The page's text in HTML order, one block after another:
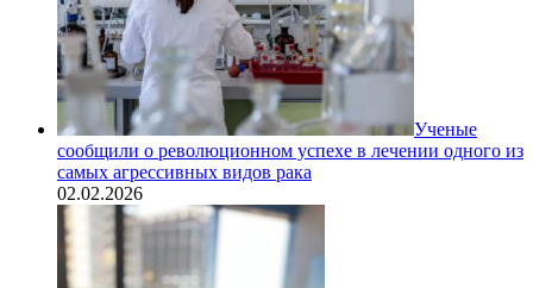
Ученые
сообщили о революционном успехе в лечении одного из
самых агрессивных видов рака
02.02.2026